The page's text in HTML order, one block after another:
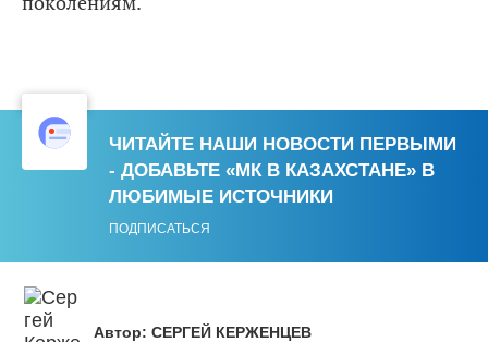
ЧИТАЙТЕ НАШИ НОВОСТИ ПЕРВЫМИ
- ДОБАВЬТЕ «МК В КАЗАХСТАНЕ» В
ЛЮБИМЫЕ ИСТОЧНИКИ
ПОДПИСАТЬСЯ
Автор: СЕРГЕЙ КЕРЖЕНЦЕВ